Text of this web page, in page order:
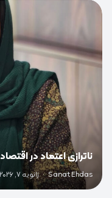
ناترازی اعتماد در اقتصاد
Sanat Ehdas
· ژانویه 7, 2026